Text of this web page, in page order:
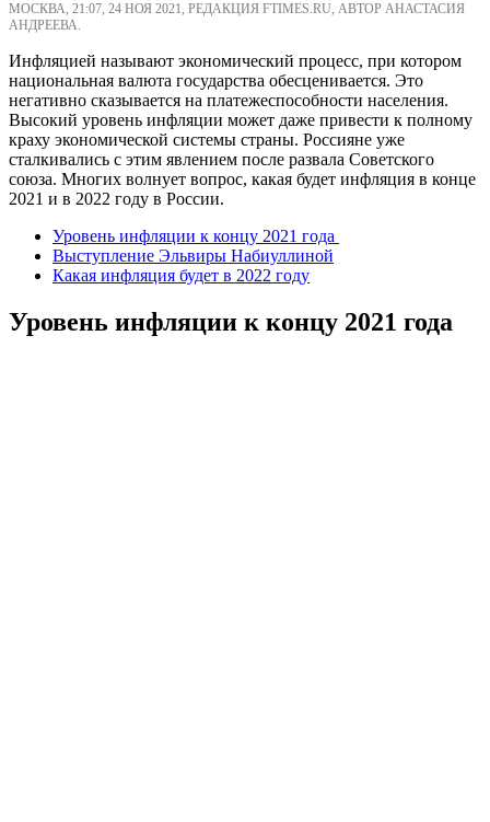
МОСКВА, 21:07, 24 НОЯ 2021, РЕДАКЦИЯ FTIMES.RU, АВТОР АНАСТАСИЯ
АНДРЕЕВА.
Инфляцией называют экономический процесс, при котором
национальная валюта государства обесценивается. Это
негативно сказывается на платежеспособности населения.
Высокий уровень инфляции может даже привести к полному
краху экономической системы страны. Россияне уже
сталкивались с этим явлением после развала Советского
союза. Многих волнует вопрос, какая будет инфляция в конце
2021 и в 2022 году в России.
Уровень инфляции к концу 2021 года
Выступление Эльвиры Набиуллиной
Какая инфляция будет в 2022 году
Уровень инфляции к концу 2021 года